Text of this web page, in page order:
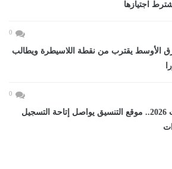
اجتيازها
0
الأوسط يقترب من نقطة اللاسيطرة ويطالب
0
تنسيق الجامعات 2026.. موقع التنسيق يواصل إتاحة التسجيل